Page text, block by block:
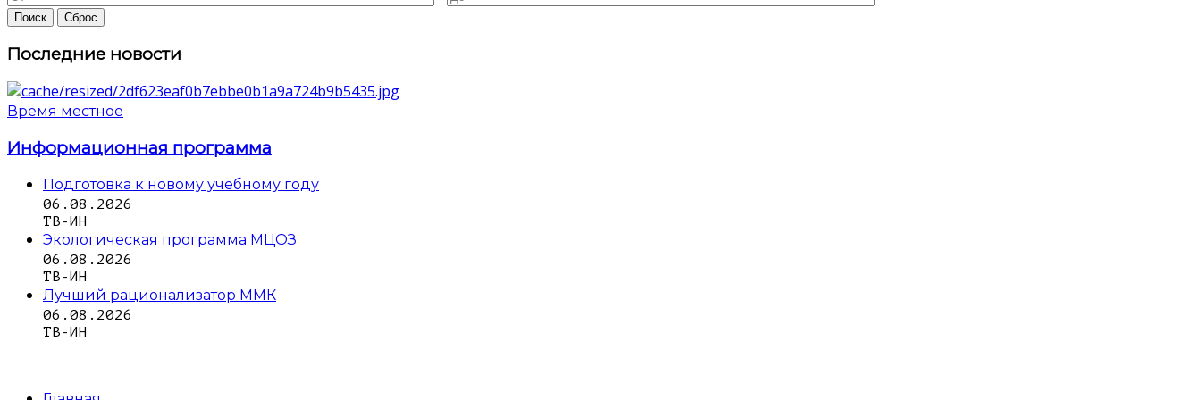
Последние новости
Время местное
Информационная программа
Подготовка к новому учебному году
06.08.2026
ТВ-ИН
Экологическая программа МЦОЗ
06.08.2026
ТВ-ИН
Лучший рационализатор ММК
06.08.2026
ТВ-ИН